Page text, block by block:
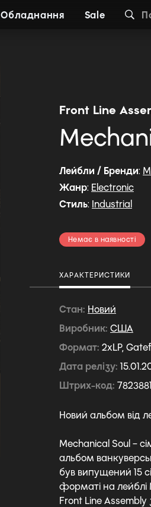
Обладнання Sale
Front Line
Лейбли / Бренди:
Жанр: Electronic
Стиль: Industrial
Немає в наявності
ХАРАКТЕРИСТИКИ
Стан Новий
Виробник США
Формат 2xLP,
Дата релізу
Штрих-код
Новий альбом від
Mechanical Soul –
альбом
був випущений 15
форматі на лейблі
Front Line